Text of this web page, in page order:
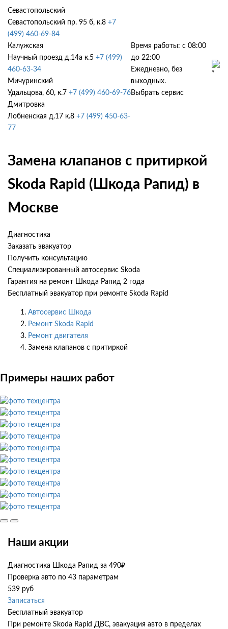
Севастопольский
Севастопольский пр. 95 б, к.8 +7
(499) 460-69-84
Калужская
Научный проезд д.14а к.5 +7 (499)
460-63-34
Мичуринский
Удальцова, 60, к.7 +7 (499) 460-69-76
Дмитровка
Лобненская д.17 к.8 +7 (499) 450-63-
77
Время работы: с 08:00
до 22:00
Ежедневно, без
выходных.
Выбрать сервис
Замена клапанов с притиркой
Skoda Rapid (Шкода Рапид) в
Москве
Диагностика
Заказать эвакуатор
Получить консультацию
Специализированный автосервис Skoda
Гарантия на ремонт Шкода Рапид 2 года
Бесплатный эвакуатор при ремонте Skoda Rapid
Автосервис Шкода
Ремонт Skoda Rapid
Ремонт двигателя
Замена клапанов с притиркой
Примеры наших работ
Наши акции
Диагностика Шкода Рапид за 490₽
Проверка авто по 43 параметрам
539 руб
Записаться
Бесплатный эвакуатор
При ремонте Skoda Rapid ДВС, эвакуация авто в пределах